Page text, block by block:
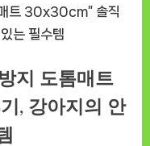
지 도톰매트
, 강아지의 안